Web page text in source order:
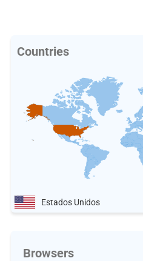
Countries
Estados Unidos
Browsers